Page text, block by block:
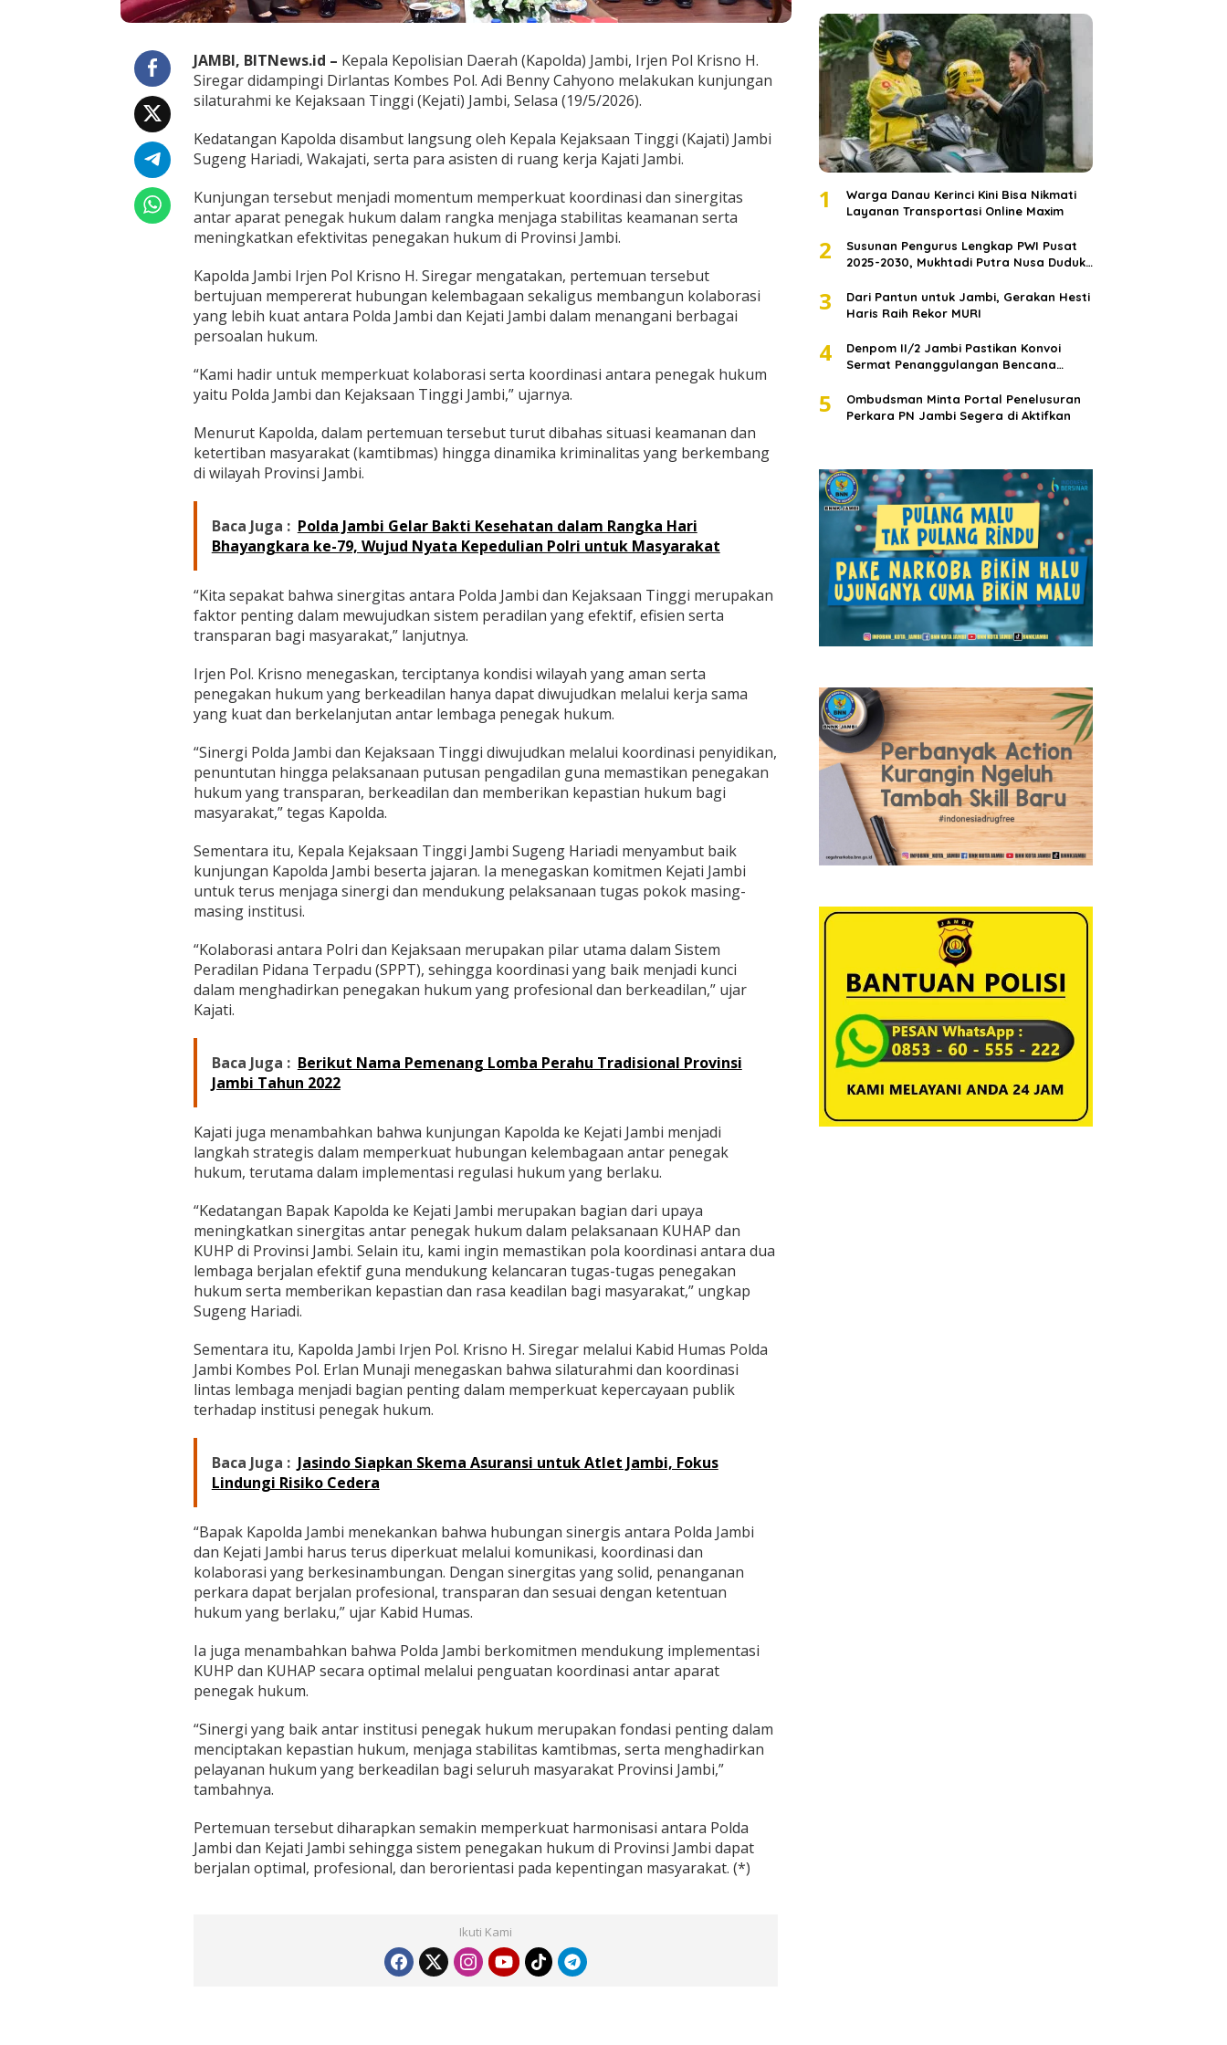
e
r
i
P
e
n
g
k
n
H
u
u
m
d
a
n
m
p
m
e
n
t
i
K
P
-
U
A
P
JAMBI, BITNews.id – Kepala Kepolisian Daerah (Kapolda) Jambi, Irjen Pol Krisno H.
Siregar didampingi Dirlantas Kombes Pol. Adi Benny Cahyono melakukan kunjungan
silaturahmi ke Kejaksaan Tinggi (Kejati) Jambi, Selasa (19/5/2026).
Kedatangan Kapolda disambut langsung oleh Kepala Kejaksaan Tinggi (Kajati) Jambi
Sugeng Hariadi, Wakajati, serta para asisten di ruang kerja Kajati Jambi.
Kunjungan tersebut menjadi momentum memperkuat koordinasi dan sinergitas
antar aparat penegak hukum dalam rangka menjaga stabilitas keamanan serta
meningkatkan efektivitas penegakan hukum di Provinsi Jambi.
Kapolda Jambi Irjen Pol Krisno H. Siregar mengatakan, pertemuan tersebut
bertujuan mempererat hubungan kelembagaan sekaligus membangun kolaborasi
yang lebih kuat antara Polda Jambi dan Kejati Jambi dalam menangani berbagai
persoalan hukum.
“Kami hadir untuk memperkuat kolaborasi serta koordinasi antara penegak hukum
yaitu Polda Jambi dan Kejaksaan Tinggi Jambi,” ujarnya.
Menurut Kapolda, dalam pertemuan tersebut turut dibahas situasi keamanan dan
ketertiban masyarakat (kamtibmas) hingga dinamika kriminalitas yang berkembang
di wilayah Provinsi Jambi.
Baca Juga : Polda Jambi Gelar Bakti Kesehatan dalam Rangka Hari
Bhayangkara ke-79, Wujud Nyata Kepedulian Polri untuk Masyarakat
“Kita sepakat bahwa sinergitas antara Polda Jambi dan Kejaksaan Tinggi merupakan
faktor penting dalam mewujudkan sistem peradilan yang efektif, efisien serta
transparan bagi masyarakat,” lanjutnya.
Irjen Pol. Krisno menegaskan, terciptanya kondisi wilayah yang aman serta
penegakan hukum yang berkeadilan hanya dapat diwujudkan melalui kerja sama
yang kuat dan berkelanjutan antar lembaga penegak hukum.
“Sinergi Polda Jambi dan Kejaksaan Tinggi diwujudkan melalui koordinasi penyidikan,
penuntutan hingga pelaksanaan putusan pengadilan guna memastikan penegakan
hukum yang transparan, berkeadilan dan memberikan kepastian hukum bagi
masyarakat,” tegas Kapolda.
Sementara itu, Kepala Kejaksaan Tinggi Jambi Sugeng Hariadi menyambut baik
kunjungan Kapolda Jambi beserta jajaran. Ia menegaskan komitmen Kejati Jambi
untuk terus menjaga sinergi dan mendukung pelaksanaan tugas pokok masing-
masing institusi.
“Kolaborasi antara Polri dan Kejaksaan merupakan pilar utama dalam Sistem
Peradilan Pidana Terpadu (SPPT), sehingga koordinasi yang baik menjadi kunci
dalam menghadirkan penegakan hukum yang profesional dan berkeadilan,” ujar
Kajati.
Baca Juga : Berikut Nama Pemenang Lomba Perahu Tradisional Provinsi
Jambi Tahun 2022
Kajati juga menambahkan bahwa kunjungan Kapolda ke Kejati Jambi menjadi
langkah strategis dalam memperkuat hubungan kelembagaan antar penegak
hukum, terutama dalam implementasi regulasi hukum yang berlaku.
“Kedatangan Bapak Kapolda ke Kejati Jambi merupakan bagian dari upaya
meningkatkan sinergitas antar penegak hukum dalam pelaksanaan KUHAP dan
KUHP di Provinsi Jambi. Selain itu, kami ingin memastikan pola koordinasi antara dua
lembaga berjalan efektif guna mendukung kelancaran tugas-tugas penegakan
hukum serta memberikan kepastian dan rasa keadilan bagi masyarakat,” ungkap
Sugeng Hariadi.
Sementara itu, Kapolda Jambi Irjen Pol. Krisno H. Siregar melalui Kabid Humas Polda
Jambi Kombes Pol. Erlan Munaji menegaskan bahwa silaturahmi dan koordinasi
lintas lembaga menjadi bagian penting dalam memperkuat kepercayaan publik
terhadap institusi penegak hukum.
Baca Juga : Jasindo Siapkan Skema Asuransi untuk Atlet Jambi, Fokus
Lindungi Risiko Cedera
“Bapak Kapolda Jambi menekankan bahwa hubungan sinergis antara Polda Jambi
dan Kejati Jambi harus terus diperkuat melalui komunikasi, koordinasi dan
kolaborasi yang berkesinambungan. Dengan sinergitas yang solid, penanganan
perkara dapat berjalan profesional, transparan dan sesuai dengan ketentuan
hukum yang berlaku,” ujar Kabid Humas.
Ia juga menambahkan bahwa Polda Jambi berkomitmen mendukung implementasi
KUHP dan KUHAP secara optimal melalui penguatan koordinasi antar aparat
penegak hukum.
“Sinergi yang baik antar institusi penegak hukum merupakan fondasi penting dalam
menciptakan kepastian hukum, menjaga stabilitas kamtibmas, serta menghadirkan
pelayanan hukum yang berkeadilan bagi seluruh masyarakat Provinsi Jambi,”
tambahnya.
Pertemuan tersebut diharapkan semakin memperkuat harmonisasi antara Polda
Jambi dan Kejati Jambi sehingga sistem penegakan hukum di Provinsi Jambi dapat
berjalan optimal, profesional, dan berorientasi pada kepentingan masyarakat. (*)
Ikuti Kami
1
Warga Danau Kerinci Kini Bisa Nikmati
Layanan Transportasi Online Maxim
2
Susunan Pengurus Lengkap PWI Pusat
2025-2030, Mukhtadi Putra Nusa Duduki
3
Dari Pantun untuk Jambi, Gerakan Hesti
Haris Raih Rekor MURI
4
Denpom II/2 Jambi Pastikan Konvoi
Sermat Penanggulangan Bencana
5
Ombudsman Minta Portal Penelusuran
Perkara PN Jambi Segera di Aktifkan